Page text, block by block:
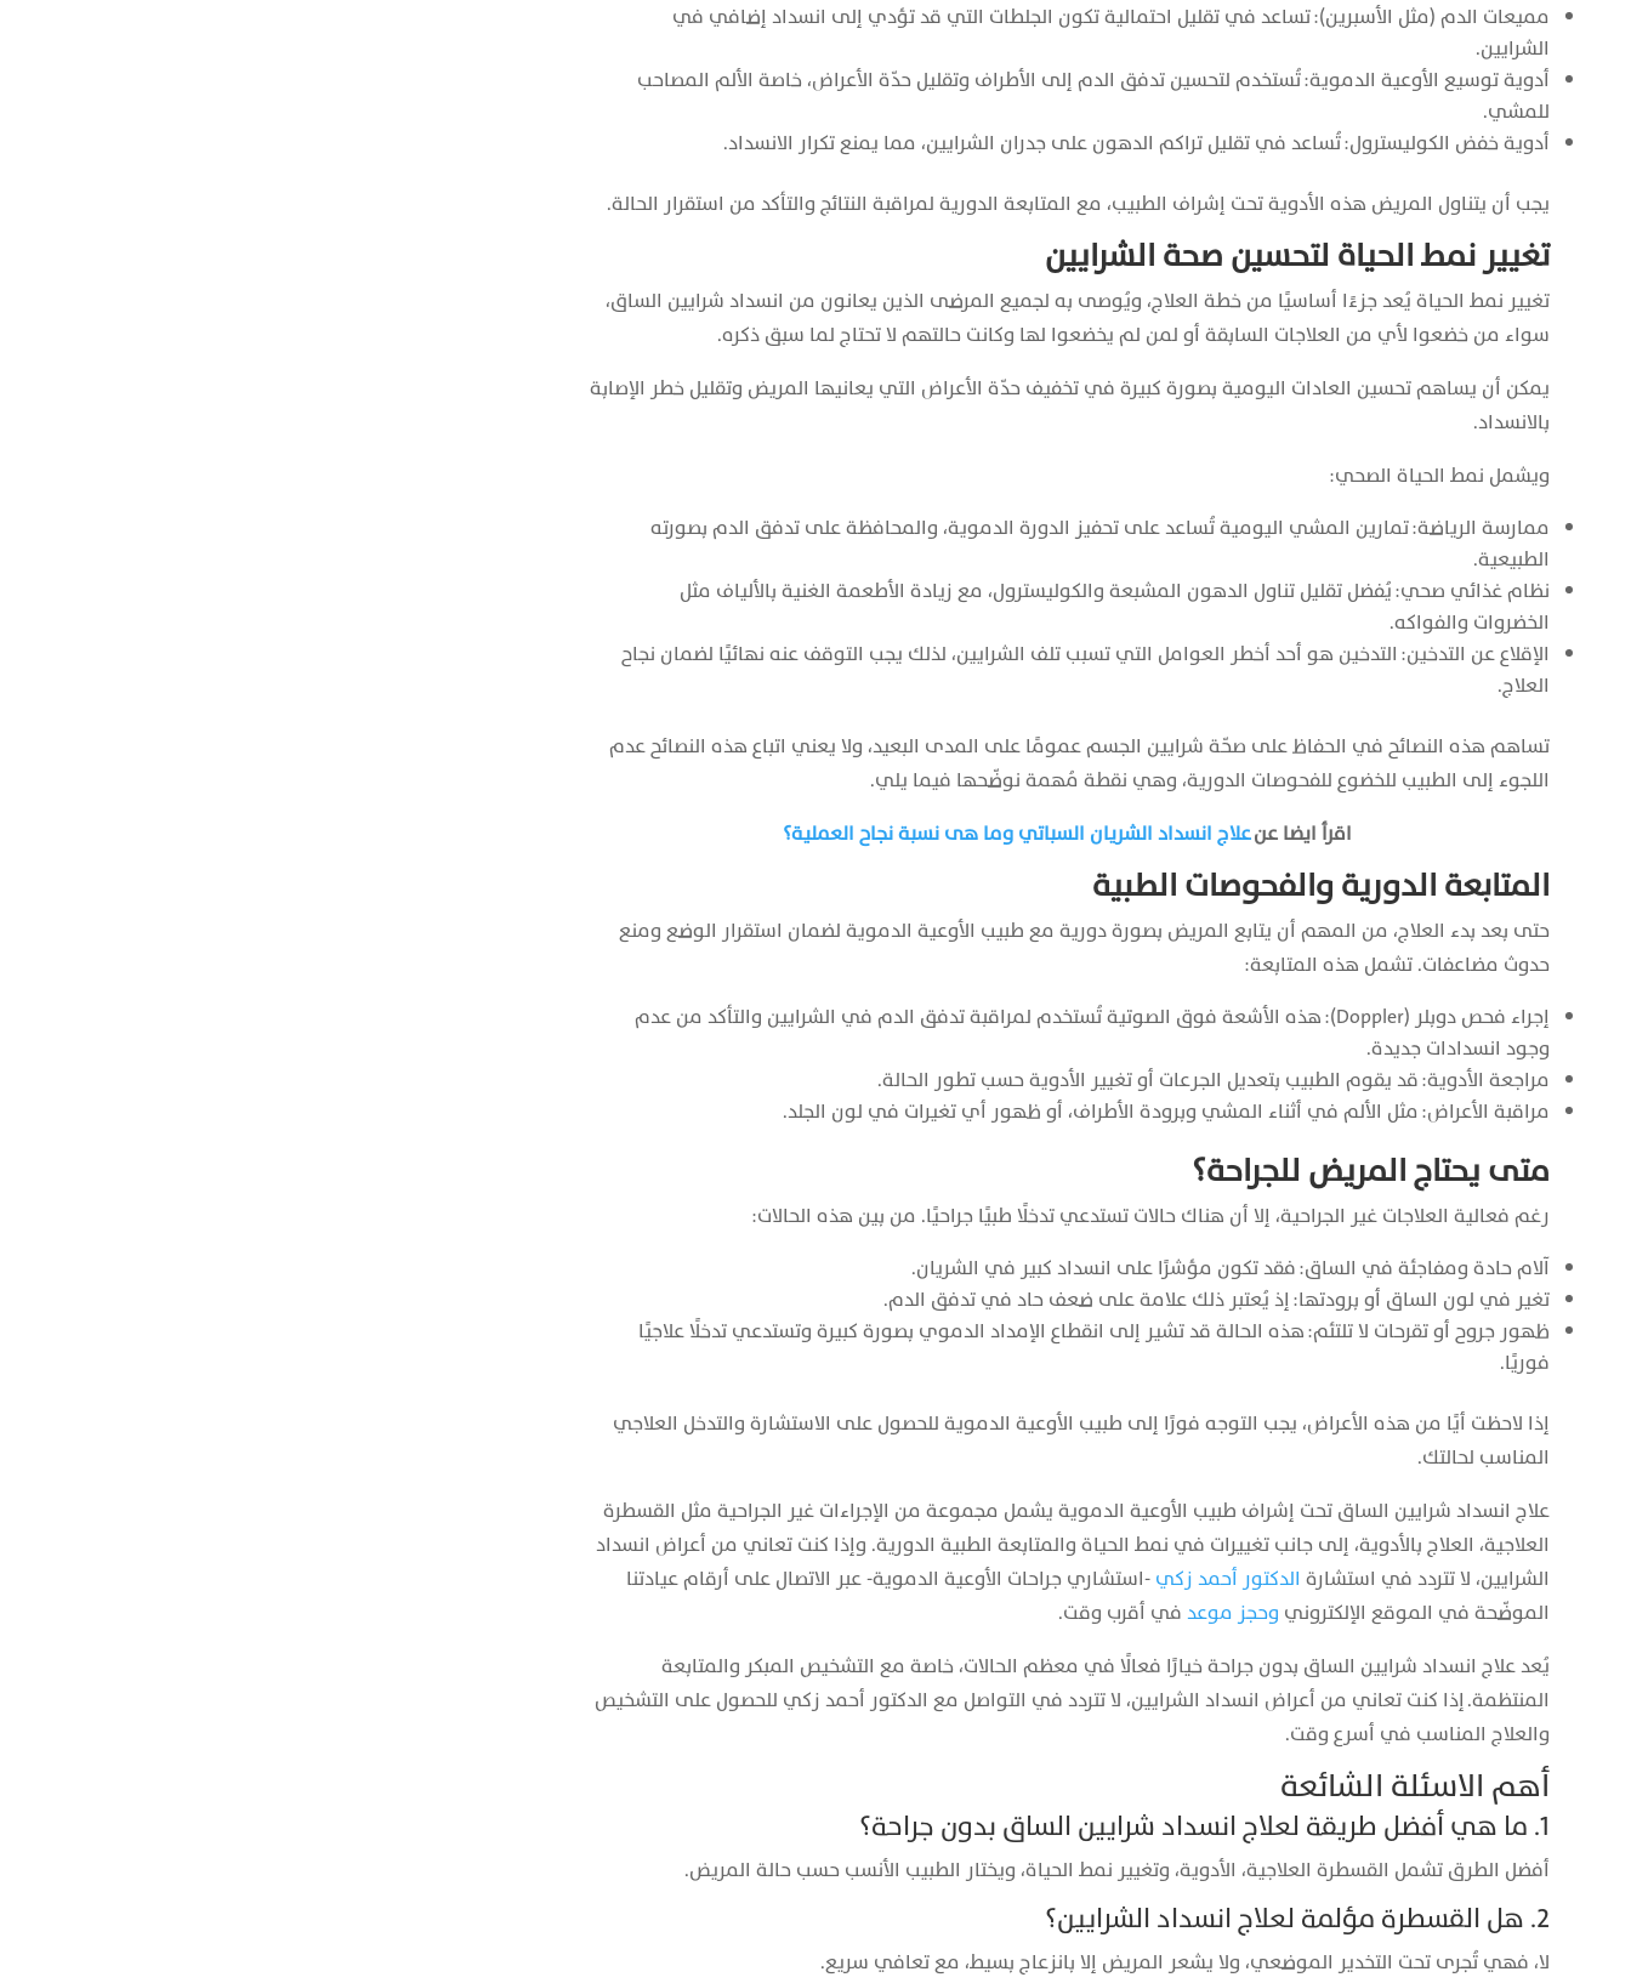
مميعات الدم (مثل الأسبرين): تساعد في تقليل احتمالية تكون الجلطات التي قد تؤدي إلى انسداد إضافي في
الشرايين.
أدوية توسيع الأوعية الدموية: تُستخدم لتحسين تدفق الدم إلى الأطراف وتقليل حدّة الأعراض، خاصة الألم المصاحب
للمشي.
أدوية خفض الكوليسترول: تُساعد في تقليل تراكم الدهون على جدران الشرايين، مما يمنع تكرار الانسداد.
يجب أن يتناول المريض هذه الأدوية تحت إشراف الطبيب، مع المتابعة الدورية لمراقبة النتائج والتأكد من استقرار الحالة.
تغيير نمط الحياة لتحسين صحة الشرايين
تغيير نمط الحياة يُعد جزءًا أساسيًا من خطة العلاج، ويُوصى به لجميع المرضى الذين يعانون من انسداد شرايين الساق،
سواء من خضعوا لأي من العلاجات السابقة أو لمن لم يخضعوا لها وكانت حالتهم لا تحتاج لما سبق ذكره.
يمكن أن يساهم تحسين العادات اليومية بصورة كبيرة في تخفيف حدّة الأعراض التي يعانيها المريض وتقليل خطر الإصابة
بالانسداد.
ويشمل نمط الحياة الصحي:
ممارسة الرياضة: تمارين المشي اليومية تُساعد على تحفيز الدورة الدموية، والمحافظة على تدفق الدم بصورته
الطبيعية.
نظام غذائي صحي: يُفضل تقليل تناول الدهون المشبعة والكوليسترول، مع زيادة الأطعمة الغنية بالألياف مثل
الخضروات والفواكه.
الإقلاع عن التدخين: التدخين هو أحد أخطر العوامل التي تسبب تلف الشرايين، لذلك يجب التوقف عنه نهائيًا لضمان نجاح
العلاج.
تساهم هذه النصائح في الحفاظ على صحّة شرايين الجسم عمومًا على المدى البعيد، ولا يعني اتباع هذه النصائح عدم
اللجوء إلى الطبيب للخضوع للفحوصات الدورية، وهي نقطة مُهمة نوضّحها فيما يلي.
اقرأ ايضا عنعلاج انسداد الشريان السباتي وما هى نسبة نجاح العملية؟
المتابعة الدورية والفحوصات الطبية
حتى بعد بدء العلاج، من المهم أن يتابع المريض بصورة دورية مع طبيب الأوعية الدموية لضمان استقرار الوضع ومنع
حدوث مضاعفات. تشمل هذه المتابعة:
إجراء فحص دوبلر (Doppler): هذه الأشعة فوق الصوتية تُستخدم لمراقبة تدفق الدم في الشرايين والتأكد من عدم
وجود انسدادات جديدة.
مراجعة الأدوية: قد يقوم الطبيب بتعديل الجرعات أو تغيير الأدوية حسب تطور الحالة.
مراقبة الأعراض: مثل الألم في أثناء المشي وبرودة الأطراف، أو ظهور أي تغيرات في لون الجلد.
متى يحتاج المريض للجراحة؟
رغم فعالية العلاجات غير الجراحية، إلا أن هناك حالات تستدعي تدخلًا طبيًا جراحيًا. من بين هذه الحالات:
آلام حادة ومفاجئة في الساق: فقد تكون مؤشرًا على انسداد كبير في الشريان.
تغير في لون الساق أو برودتها: إذ يُعتبر ذلك علامة على ضعف حاد في تدفق الدم.
ظهور جروح أو تقرحات لا تلتئم: هذه الحالة قد تشير إلى انقطاع الإمداد الدموي بصورة كبيرة وتستدعي تدخلًا علاجيًا
فوريًا.
إذا لاحظت أيًا من هذه الأعراض، يجب التوجه فورًا إلى طبيب الأوعية الدموية للحصول على الاستشارة والتدخل العلاجي
المناسب لحالتك.
علاج انسداد شرايين الساق تحت إشراف طبيب الأوعية الدموية يشمل مجموعة من الإجراءات غير الجراحية مثل القسطرة
العلاجية، العلاج بالأدوية، إلى جانب تغييرات في نمط الحياة والمتابعة الطبية الدورية. وإذا كنت تعاني من أعراض انسداد
الشرايين، لا تتردد في استشارة الدكتور أحمد زكي-استشاري جراحات الأوعية الدموية- عبر الاتصال على أرقام عيادتنا
الموضّحة في الموقع الإلكتروني وحجز موعدفي أقرب وقت.
يُعد علاج انسداد شرايين الساق بدون جراحة خيارًا فعالًا في معظم الحالات، خاصة مع التشخيص المبكر والمتابعة
المنتظمة. إذا كنت تعاني من أعراض انسداد الشرايين، لا تتردد في التواصل مع الدكتور أحمد زكي للحصول على التشخيص
والعلاج المناسب في أسرع وقت.
أهم الاسئلة الشائعة
1. ما هي أفضل طريقة لعلاج انسداد شرايين الساق بدون جراحة؟
أفضل الطرق تشمل القسطرة العلاجية، الأدوية، وتغيير نمط الحياة، ويختار الطبيب الأنسب حسب حالة المريض.
2. هل القسطرة مؤلمة لعلاج انسداد الشرايين؟
لا، فهي تُجرى تحت التخدير الموضعي، ولا يشعر المريض إلا بانزعاج بسيط، مع تعافي سريع.